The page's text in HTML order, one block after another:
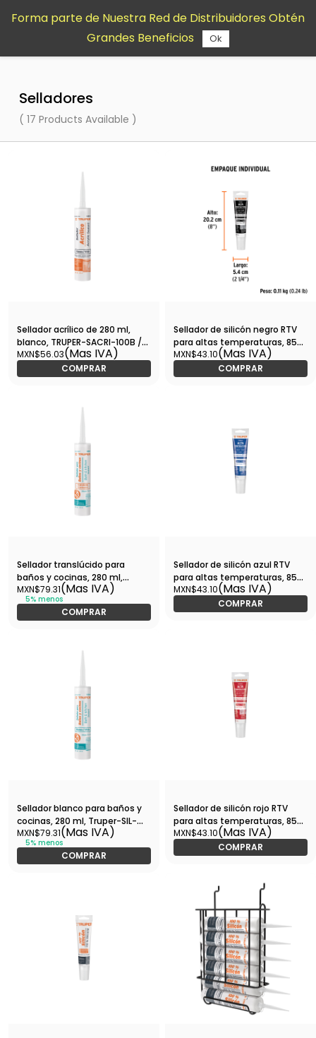
contenido
Selladores
( 17 Products Available )
Sellador acrílico de 280 ml,
blanco, TRUPER-SACRI-100B /
18570
MXN$56.03(Mas IVA)
COMPRAR
Sellador de silicón negro RTV
para altas temperaturas, 85
g-ALTE-N / 17567
MXN$43.10(Mas IVA)
COMPRAR
Sellador translúcido para
baños y cocinas, 280 ml,
Truper-SIL-100BCT / 18565
MXN$79.31(Mas IVA)
5% menos
COMPRAR
Sellador de silicón azul RTV
para altas temperaturas, 85
g-ALTE-A / 17568
MXN$43.10(Mas IVA)
COMPRAR
Sellador blanco para baños y
cocinas, 280 ml, Truper-SIL-
100BCB / 18566
MXN$79.31(Mas IVA)
5% menos
COMPRAR
Sellador de silicón rojo RTV
para altas temperaturas, 85
g-ALTE-R / 17566
MXN$43.10(Mas IVA)
COMPRAR
Forma parte de Nuestra Red de Distribuidores Obtén
Grandes Beneficios
Ok